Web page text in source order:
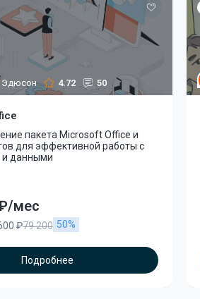
Эдюсон 4.72 50
пакета Microsoft Office и
для эффективной работы с
и данными
мес
₽79 200 50%
Подробнее